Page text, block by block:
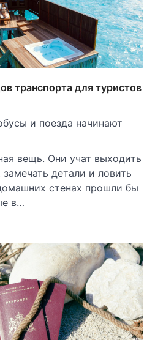
транспорта для туристов
и поезда начинают
вещь. Они учат выходить
детали и ловить
стенах прошли бы
в…